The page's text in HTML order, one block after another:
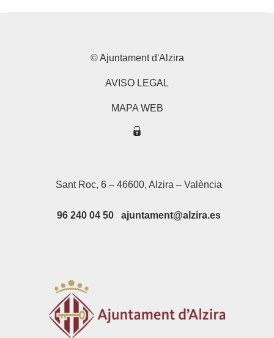
© Ajuntament d'Alzira
AVISO LEGAL
MAPA WEB
Sant Roc, 6 – 46600, Alzira – València
96 240 04 50 ajuntament@alzira.es